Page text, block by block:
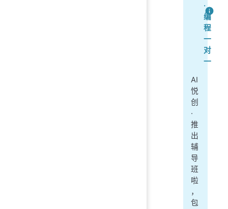
·
编
程
一
对
一
AI
悦
创
·
推
出
辅
导
班
啦
，
包